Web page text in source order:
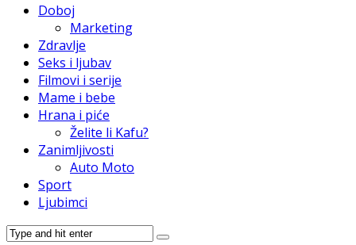
Doboj
Marketing
Zdravlje
Seks i ljubav
Filmovi i serije
Mame i bebe
Hrana i piće
Želite li Kafu?
Zanimljivosti
Auto Moto
Sport
Ljubimci